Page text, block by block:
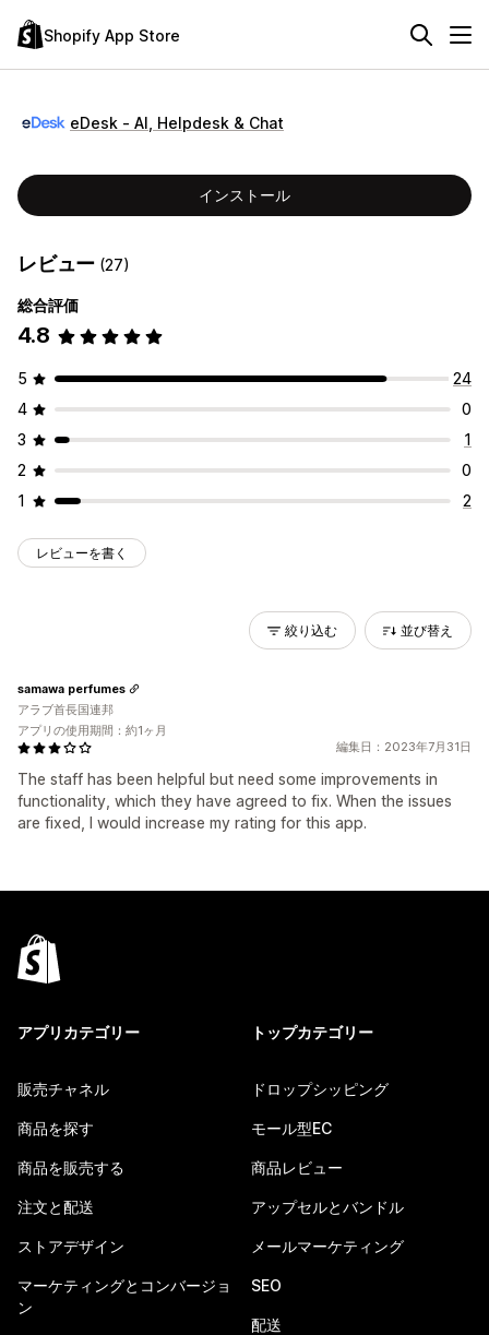
Shopify App Store
eDesk ‑ AI, Helpdesk & Chat
インストール
レビュー (27)
総合評価
4.8
5
24
4
0
3
1
2
0
1
2
レビューを書く
絞り込む 並び替え
編集日：2023年7月31日
The staff has been helpful but need some improvements in
functionality, which they have agreed to fix. When the issues
are fixed, I would increase my rating for this app.
samawa perfumes
アラブ首長国連邦
アプリの使用期間：約1ヶ月
アプリカテゴリー
販売チャネル
商品を探す
商品を販売する
注文と配送
ストアデザイン
マーケティングとコンバージョ
ン
トップカテゴリー
ドロップシッピング
モール型EC
商品レビュー
アップセルとバンドル
メールマーケティング
SEO
配送